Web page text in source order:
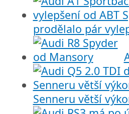
prodělalo pár
Senneru větší